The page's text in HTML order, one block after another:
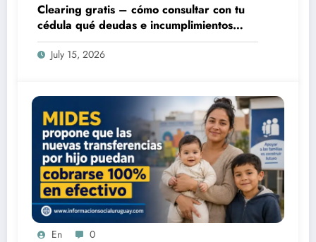
Clearing gratis – cómo consultar con tu
cédula qué deudas e incumplimientos
tenés
July 15, 2026
En 0